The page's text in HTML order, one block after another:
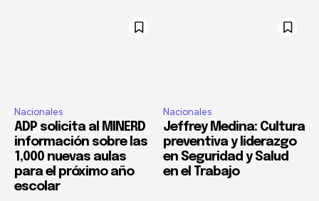
Nacionales
ADP solicita al MINERD
información sobre las
1,000 nuevas aulas
para el próximo año
escolar
Nacionales
Jeffrey Medina: Cultura
preventiva y liderazgo
en Seguridad y Salud
en el Trabajo